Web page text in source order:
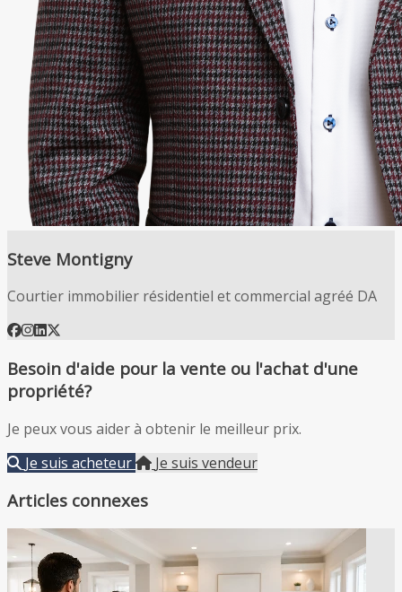
Steve Montigny
Courtier immobilier résidentiel et commercial agréé DA
Besoin d'aide pour la vente ou l'achat d'une
propriété?
Je peux vous aider à obtenir le meilleur prix.
Je suis acheteur
Je suis vendeur
Articles connexes